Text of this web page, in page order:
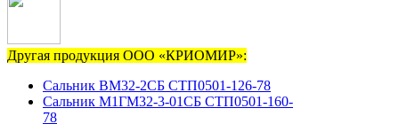
Другая продукция ООО «КРИОМИР»:
Сальник ВМ32-2СБ СТП0501-126-78
Сальник М1ГМ32-3-01СБ СТП0501-160-
78